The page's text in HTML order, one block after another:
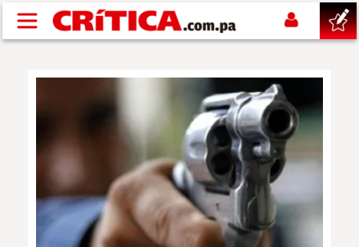
Pasar al contenido principal
POLÍTICA